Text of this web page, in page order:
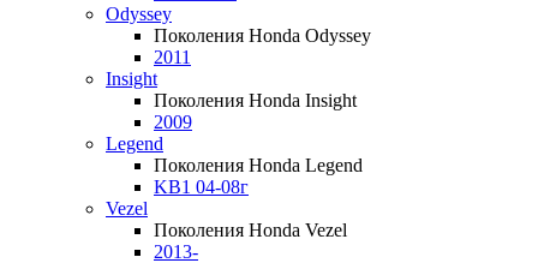
Odyssey
Поколения Honda Odyssey
2011
Insight
Поколения Honda Insight
2009
Legend
Поколения Honda Legend
KB1 04-08г
Vezel
Поколения Honda Vezel
2013-